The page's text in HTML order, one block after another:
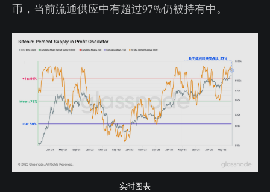
币，当前流通供应中有超过97%仍被持有中。
实时图表